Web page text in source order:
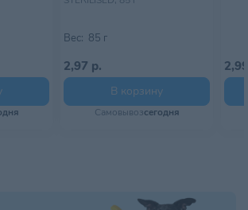
Вес: 85 г
2,97 р.
В корзину
Самовывозсегодня